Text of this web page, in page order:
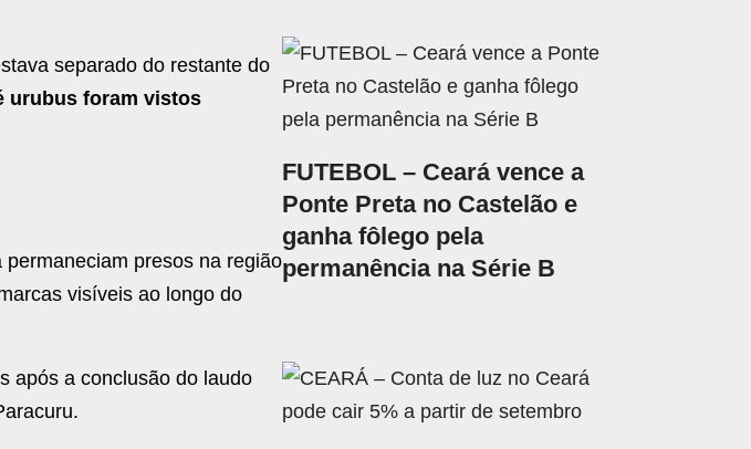
separado do restante do
urubus foram vistos
presos na região
visíveis ao longo do
após a conclusão do laudo
FUTEBOL – Ceará vence a
Ponte Preta no Castelão e
ganha fôlego pela
permanência na Série B